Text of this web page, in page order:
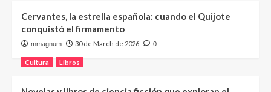
Cervantes, la estrella española: cuando el Quijote
conquistó el firmamento
mmagnum 30 de March de 2026 0
Cultura Libros